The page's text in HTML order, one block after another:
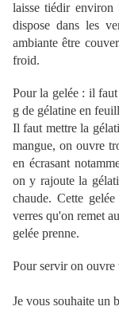
laisse tiédir environ
dispose dans les
ambiante être
froid.
Pour la gelée : il
g de gélatine en
Il faut mettre la
mangue, on ouvre
en écrasant
on y rajoute la
chaude. Cette
verres qu'on remet
gelée prenne.
Pour servir on ouvre
Je vous souhaite un